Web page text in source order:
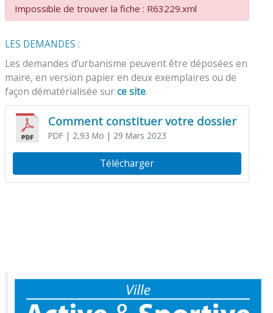
Impossible de trouver la fiche : R63229.xml
LES DEMANDES :
Les demandes d’urbanisme peuvent être déposées en
maire, en version papier en deux exemplaires ou de
façon dématérialisée surce site.
Comment constituer votre dossier
PDF| 2,93 Mo | 29 Mars 2023
Télécharger